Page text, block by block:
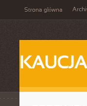
Strona główna
KAUCJA